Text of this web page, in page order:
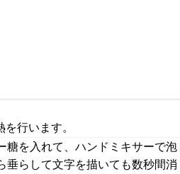
行います。
糖を入れて、ハンドミキサーで泡
垂らして文字を描いても数秒間消